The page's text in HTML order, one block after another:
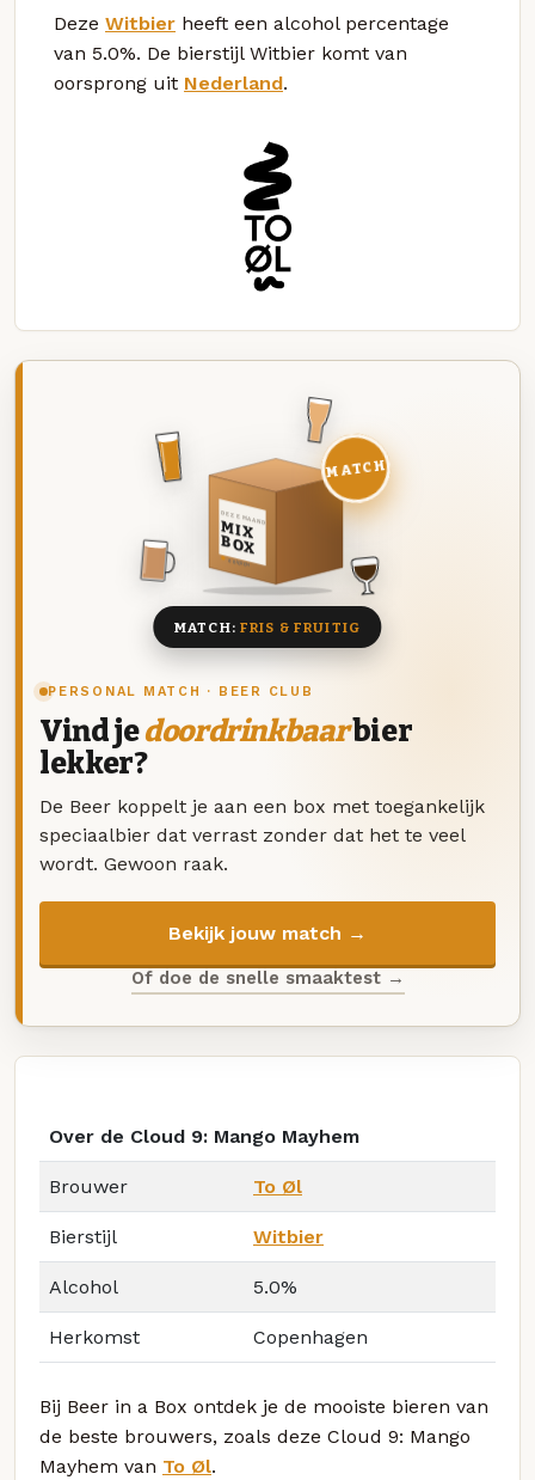
Deze Witbier heeft een alcohol percentage
van 5.0%. De bierstijl Witbier komt van
oorsprong uit Nederland.
PERSONAL MATCH · BEER CLUB
Vind jedoordrinkbaarbier
lekker?
De Beer koppelt je aan een box met toegankelijk
speciaalbier dat verrast zonder dat het te veel
wordt. Gewoon raak.
Bekijk jouw match →
Of doe de snelle smaaktest →
DEZE MAAND
MIX
BOX
8 BIEREN
MATCH
MATCH: FRIS & FRUITIG
Over de Cloud 9: Mango Mayhem
Brouwer To Øl
Bierstijl Witbier
Alcohol 5.0%
Herkomst Copenhagen
Bij Beer in a Box ontdek je de mooiste bieren van
de beste brouwers, zoals deze Cloud 9: Mango
Mayhem van To Øl.